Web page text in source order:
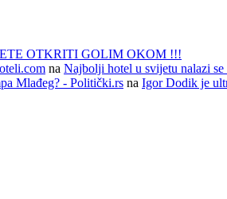
OTKRITI GOLIM OKOM !!!
na Najbolji hotel u svijetu nalazi
Mlađeg? - Politički.rs na Igor Dodik je